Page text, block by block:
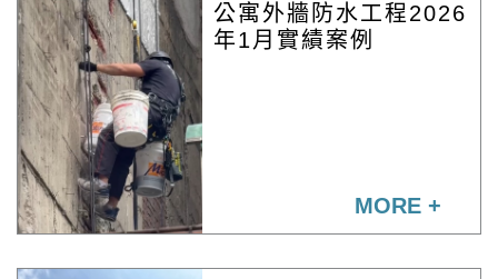
公寓外牆防水工程2026
年1月實績案例
MORE +